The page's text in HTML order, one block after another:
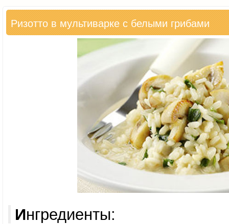
Ризотто в мультиварке с белыми грибами
Ингредиенты: